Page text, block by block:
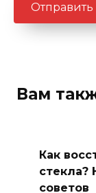
Вам
Как
стекла?
советов